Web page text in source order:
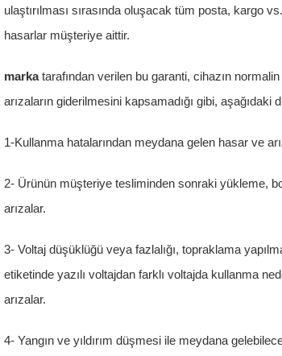
ulaştırılması sırasında oluşacak tüm posta, kargo
hasarlar müşteriye aittir.
markatarafından verilen bu garanti, cihazın normalin
arızaların giderilmesini kapsamadığı gibi, aşağıdaki
1-Kullanma hatalarından meydana gelen hasar ve
2- Ürünün müşteriye tesliminden sonraki yükleme,
arızalar.
3- Voltaj düşüklüğü veya fazlalığı, topraklama
etiketinde yazılı voltajdan farklı voltajda kullanma
arızalar.
4- Yangın ve yıldırım düşmesi ile meydana